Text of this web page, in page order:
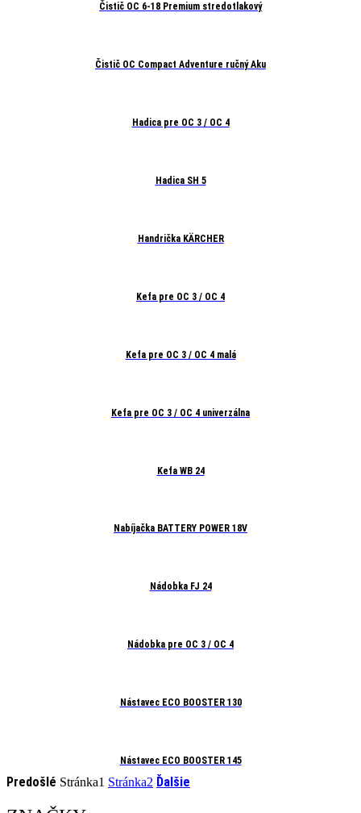
Čistič OC 6-18 Premium stredotlakový
Čistič OC Compact Adventure ručný Aku
Hadica pre OC 3 / OC 4
Hadica SH 5
Handrička KÄRCHER
Kefa pre OC 3 / OC 4
Kefa pre OC 3 / OC 4 malá
Kefa pre OC 3 / OC 4 univerzálna
Kefa WB 24
Nabíjačka BATTERY POWER 18V
Nádobka FJ 24
Nádobka pre OC 3 / OC 4
Nástavec ECO BOOSTER 130
Nástavec ECO BOOSTER 145
Predošlé Stránka1 Stránka2 Ďalšie